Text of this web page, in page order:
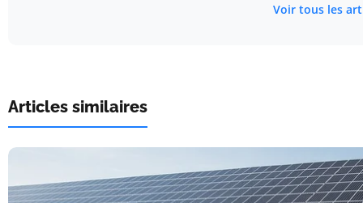
Voir tous les
Articles similaires